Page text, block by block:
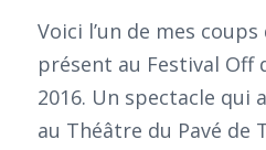
Voici l’un de mes
présent au Festival Off
2016. Un spectacle qui
au Théâtre du Pavé de